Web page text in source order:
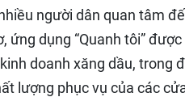
người dân quan tâm
ứng dụng “Quanh tôi”
doanh xăng dầu, trong
lượng phục vụ của các